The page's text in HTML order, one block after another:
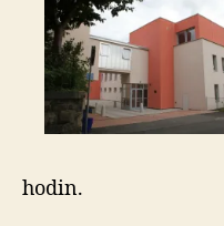
hodin.